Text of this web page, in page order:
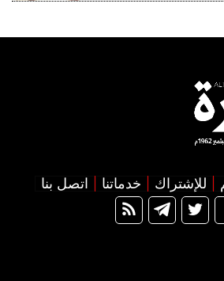
للإشتراك خدماتنا اتصل بنا